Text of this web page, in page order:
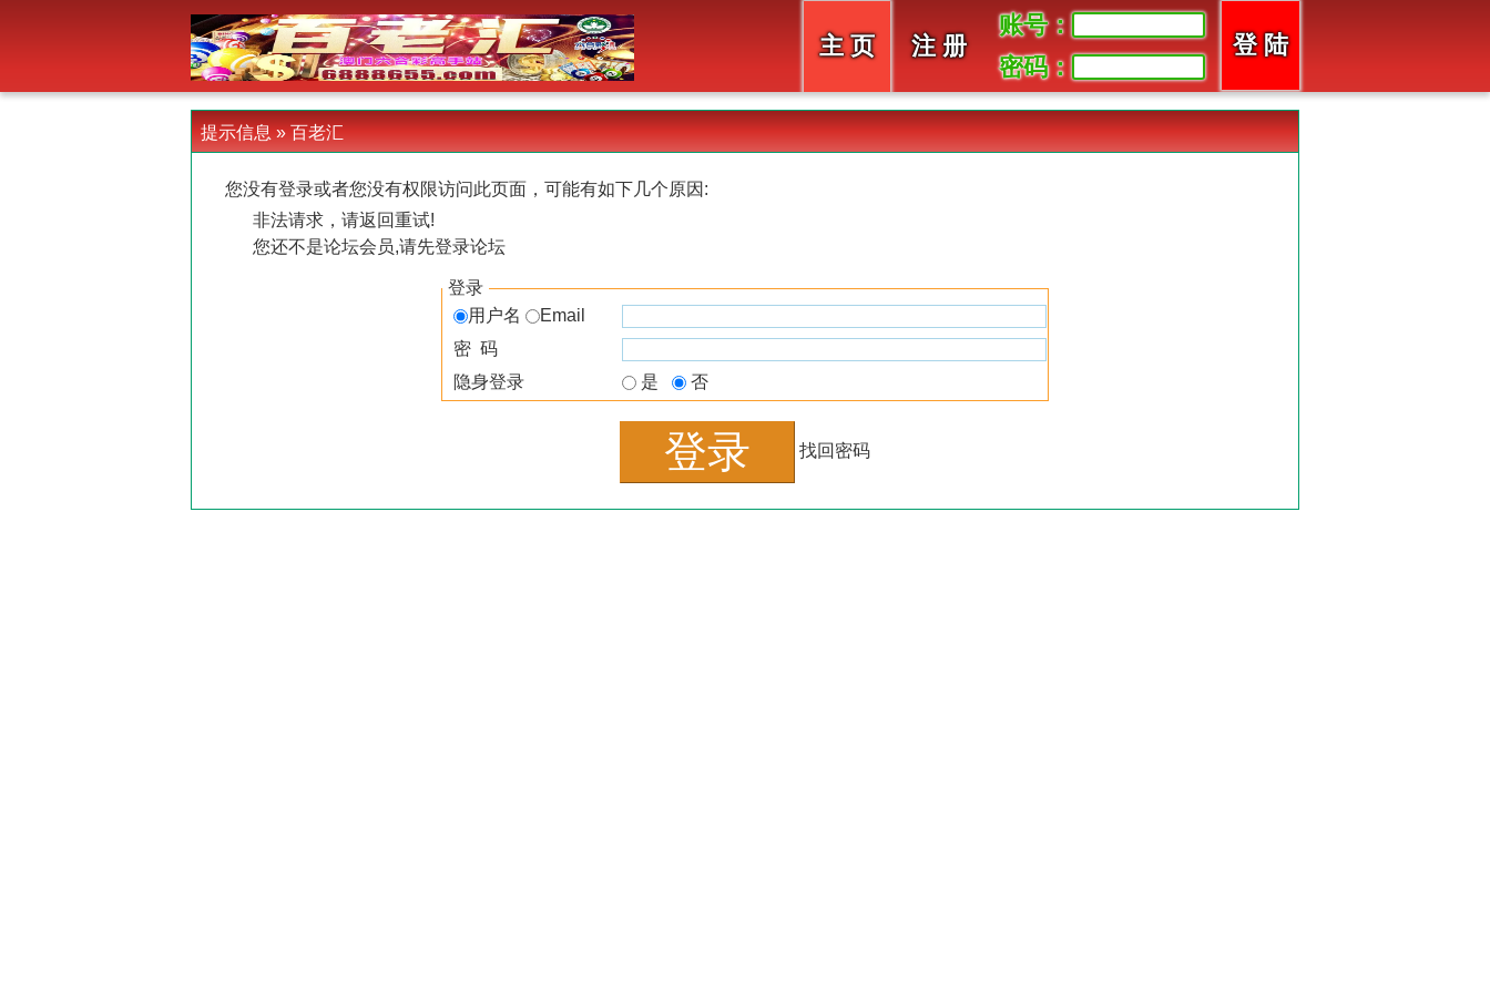
主 页 注 册
账号：
密码：
提示信息 » 百老汇
您没有登录或者您没有权限访问此页面，可能有如下几个原因:
非法请求，请返回重试!
您还不是论坛会员,请先登录论坛
登录
用户名
Email
密 码
隐身登录
是 否
找回密码